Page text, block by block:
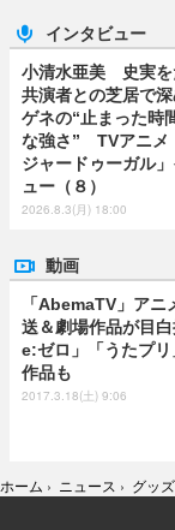
インタビュー
小清水亜美 史実を
共演者との芝居で
ゲネの“止まった時
な強さ” TVアニメ
ジャードゥーガル
ュー（８）
2026.8.3(月) 18:00
動画
「AbemaTV」アニ
送＆劇場作品が目
e:ゼロ」「うたプ
作品も
2017.3.18(土) 9:06
ホーム › ニュース › グッズ